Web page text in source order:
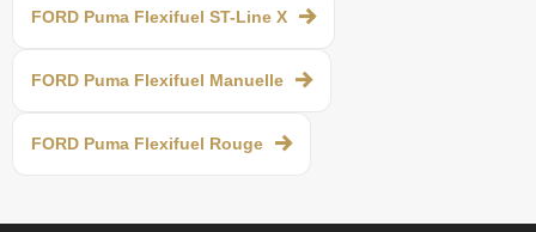
FORD Puma Flexifuel ST-Line X
FORD Puma Flexifuel Manuelle
FORD Puma Flexifuel Rouge